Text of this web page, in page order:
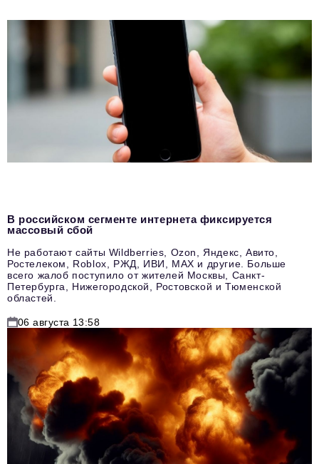
В российском сегменте интернета фиксируется
массовый сбой
Не работают сайты Wildberries, Ozon, Яндекс, Авито,
Ростелеком, Roblox, РЖД, ИВИ, MAX и другие. Больше
всего жалоб поступило от жителей Москвы, Санкт-
Петербурга, Нижегородской, Ростовской и Тюменской
областей.
06 августа 13:58